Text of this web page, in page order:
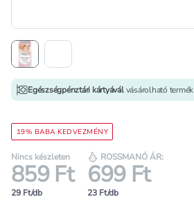
Egészségpénztári kártyáválvásárolható termék
19% BABA KEDVEZMÉNY
Nincs készleten
859 Ft
29 Ft/db
ROSSMANÓ ÁR:
699 Ft
23 Ft/db